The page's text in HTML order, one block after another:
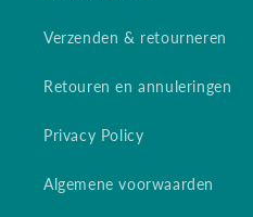
Verzenden & retourneren
Retouren en annuleringen
Privacy Policy
Algemene voorwaarden